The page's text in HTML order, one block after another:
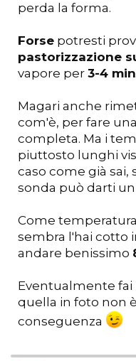
perda la forma.
Forse potresti
pastorizzazione
vapore per 3-4
Magari anche
com'è, per fare
completa. Ma i
piuttosto lunghi
caso come già
sonda può darti
Come
sembra l'hai cotto
andare benissimo
Eventualmente fai
quella in foto non
conseguenza